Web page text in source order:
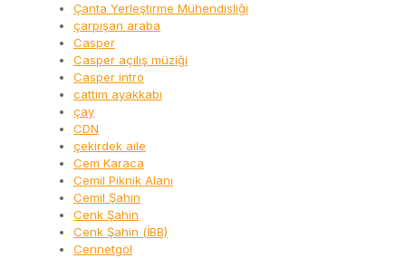
Çanta Yerleştirme Mühendisliği
çarpışan araba
Casper
Casper açılış müziği
Casper intro
cattim ayakkabı
çay
CDN
çekirdek aile
Cem Karaca
Cemil Piknik Alanı
Cemil Şahin
Cenk Şahin
Cenk Şahin (İBB)
Cennetgöl